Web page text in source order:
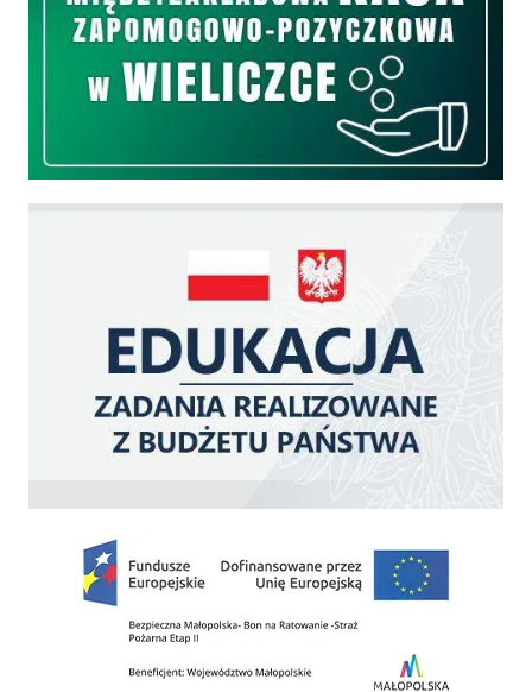
Zakup fabrycznie nowego, średniego samochodu ratowniczo-gaśniczego z